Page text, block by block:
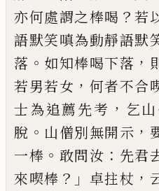
亦何處謂之棒喝 ？若
語默笑嗔為動靜語默
落 。 如知棒喝下落 ，
若男若女 ， 何者不合
士為追薦先考 ， 乞
脫 。 山僧別無開示 ，
一棒 。 敢問汝 ： 先君
來喫棒 ？」 卓拄杖 ，